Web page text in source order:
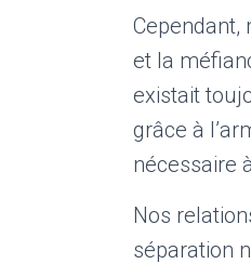
Cependant,
et la
existait
grâce à
nécessaire
Nos
séparation